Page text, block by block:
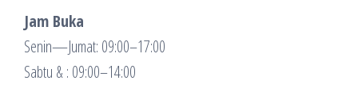
Jam Buka
Senin—Jumat: 09:00–17:00
Sabtu & : 09:00–14:00